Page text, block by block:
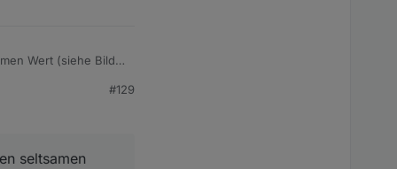
Wert (siehe Bild
#129
seltsamen